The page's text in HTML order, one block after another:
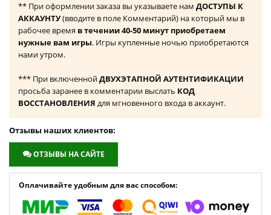
** При оформлении заказа вы указываете нам ДОСТУПЫ К
АККАУНТУ(вводите в поле Комментарий) на который мы в
рабочее время в течении 40-50 минут приобретаем
нужные вам игры. Игры купленные ночью приобретаются
нами утром.
*** При включеннойДВУХЭТАПНОЙ АУТЕНТИФИКАЦИИ
просьба заранее в комментарии выслать КОД
ВОССТАНОВЛЕНИЯ для мгновенного входа в аккаунт.
Отзывы наших клиентов:
ОТЗЫВЫ НА САЙТЕ
Оплачивайте удобным для вас способом: